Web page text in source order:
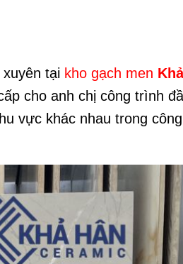
tại kho gạch men
cho anh chị công trình
vực khác nhau trong